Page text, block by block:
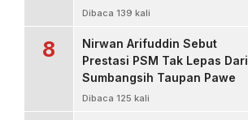
Dibaca 139 kali
8
Nirwan Arifuddin Sebut
Prestasi PSM Tak Lepas Dari
Sumbangsih Taupan Pawe
Dibaca 125 kali